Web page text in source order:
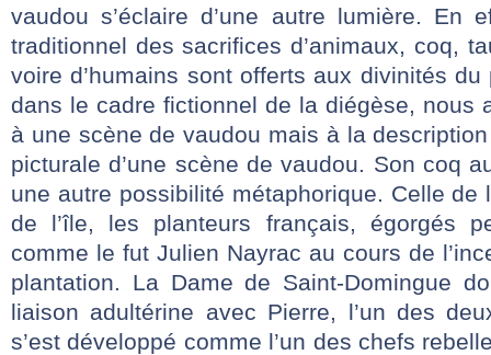
vaudou s’éclaire d’une autre lumière. En
traditionnel des sacrifices d’animaux, coq,
voire d’humains sont offerts aux divinités
dans le cadre fictionnel de la diégèse, nous
à une scène de vaudou mais à la
picturale d’une scène de vaudou. Son coq
une autre possibilité métaphorique. Celle de
de l’île, les planteurs français, égorgés
comme le fut Julien Nayrac au cours de
plantation. La Dame de Saint-Domingue
liaison adultérine avec Pierre, l’un des
s’est développé comme l’un des chefs